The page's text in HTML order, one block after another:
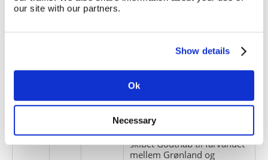
our site with our partners.
Show details
Ok
Necessary
Pakke
Løbe
Enheds
1
1
Dannebrog) vedrørende
ekspeditionen 1928 med
skibet Godthåb til farvandet
mellem Grønland og